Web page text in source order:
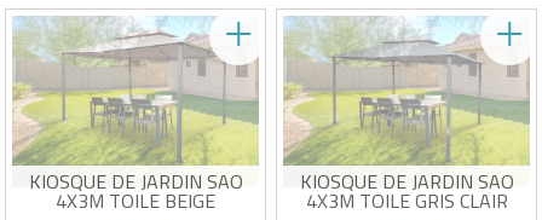
Pavillon de jardin en toile
Dimensions :
300x300x278cm (LxPxH)
Structure : Métal époxy - RAL
7016
Toile : 100% Polyester - gris
clair
Accessoires et visserie
spécifique inclus
Victime de son succès !
Pavillon de jardin en toile
Dimensions :
300x300x278cm (LxPxH)
Structure : Métal époxy - RAL
7016
Toile : 100% Polyester - beige
Accessoires et visserie
spécifique inclus
Victime de son succès !
KIOSQUE DE JARDIN SAO
4X3M TOILE BEIGE
KIOSQUE DE JARDIN SAO
4X3M TOILE GRIS CLAIR